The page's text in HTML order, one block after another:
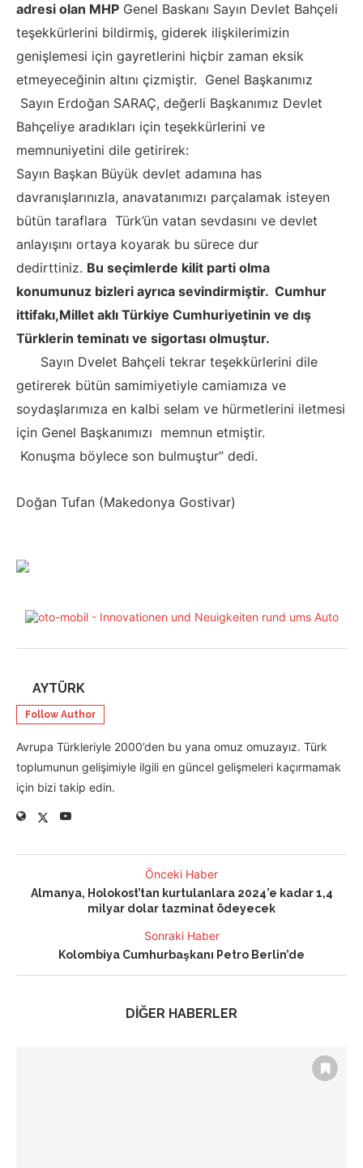
adresi olan MHP Genel Baskanı Sayın Devlet Bahçeli
teşekkürlerini bildirmiş, giderek ilişkilerimizin
genişlemesi için gayretlerini hiçbir zaman eksik
etmeyeceğinin altını çizmiştir. Genel Başkanımız
Sayın Erdoğan SARAÇ, değerli Başkanımız Devlet
Bahçeliye aradıkları için teşekkürlerini ve
memnuniyetini dile getirirek:
Sayın Başkan Büyük devlet adamına has
davranışlarınızla, anavatanımızı parçalamak isteyen
bütün taraflara Türk’ün vatan sevdasını ve devlet
anlayışını ortaya koyarak bu sürece dur
dedirttiniz. Bu seçimlerde kilit parti olma
konumunuz bizleri ayrıca sevindirmiştir. Cumhur
ittifakı,Millet aklı Türkiye Cumhuriyetinin ve dış
Türklerin teminatı ve sigortası olmuştur.
Sayın Dvelet Bahçeli tekrar teşekkürlerini dile
getirerek bütün samimiyetiyle camiamıza ve
soydaşlarımıza en kalbi selam ve hürmetlerini iletmesi
için Genel Başkanımızı memnun etmiştir.
Konuşma böylece son bulmuştur” dedi.
Doğan Tufan (Makedonya Gostivar)
AYTÜRK
Follow Author
Avrupa Türkleriyle 2000’den bu yana omuz omuzayız. Türk
toplumunun gelişimiyle ilgili en güncel gelişmeleri kaçırmamak
için bizi takip edin.
Önceki Haber
Almanya, Holokost’tan kurtulanlara 2024’e kadar 1,4
milyar dolar tazminat ödeyecek
Sonraki Haber
Kolombiya Cumhurbaşkanı Petro Berlin’de
DİĞER HABERLER